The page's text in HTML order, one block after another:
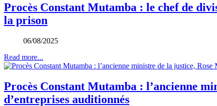
Procès Constant Mutamba : le chef de
la prison
06/08/2025
Read more...
Procès Constant Mutamba : l’ancienne
d’entreprises auditionnés